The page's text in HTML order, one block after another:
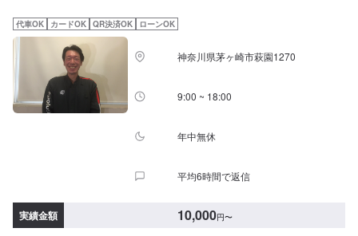
代車OK カードOK QR決済OK ローンOK
神奈川県茅ヶ崎市萩園1270
9:00 ~ 18:00
年中無休
平均6時間で返信
実績金額 10,000円〜